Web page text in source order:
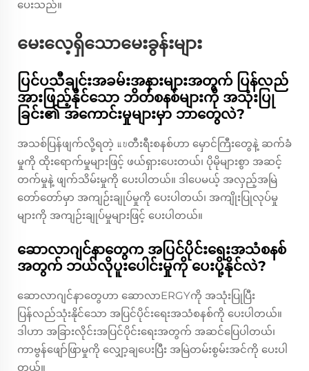
ပေးသည်။
မေးလေ့ရှိသောမေးခွန်းများ
ပြင်ပသီချင်းအခမ်းအနားများအတွက် ပြန်လည်
အားဖြည့်နိုင်သော ဘိတ်စနစ်များကို အသုံးပြု
ခြင်း၏ အကောင်းမှုများမှာ ဘာတွေလဲ?
အသစ်ပြန်ဖျက်လို့ရတဲ့ แบတီးရီးစနစ်ဟာ မှောင်ကြီးတွေနဲ့ ဆက်ခံ
မှုကို ထိုးရောက်မှုများဖြင့် ဖယ်ရှားပေးတယ်၊ ပိုမိုများစွာ အဆင့်
တက်မှုနဲ့ ဖျက်သိမ်းမှုကို ပေးပါတယ်။ ဒါပေမယ့် အလှည့်အမြဲ
တော်တော်မှာ အကျဉ်းချုပ်မှုကို ပေးပါတယ်၊ အကျိုးပြုလုပ်မှု
များကို အကျဉ်းချုပ်မှုများဖြင့် ပေးပါတယ်။
ဆောလာဂျင်နာတွေက အပြင်ပိုင်းရေးအသံစနစ်
အတွက် ဘယ်လိုပူးပေါင်းမှုကို ပေးပို့နိုင်လဲ?
ဆောလာဂျင်နာတွေဟာ ဆောလာERGYကို အသုံးပြုပြီး
ပြန်လည်သုံးနိုင်သော အပြင်ပိုင်းရေးအသံစနစ်ကို ပေးပါတယ်။
ဒါဟာ အခြားလိုင်းအပြင်ပိုင်းရေးအတွက် အဆင်ပြေပါတယ်၊
ကာဗွန်ဖျော်ဖြာမှုကို လျှော့ချပေးပြီး အမြဲတမ်းစွမ်းအင်ကို ပေးပါ
တယ်။